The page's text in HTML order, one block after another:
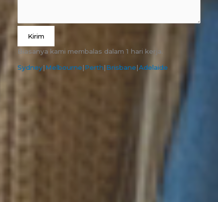
Kirim
Biasanya kami membalas dalam 1 hari kerja.
Sydney|Melbourne|Perth|Brisbane|Adelaide